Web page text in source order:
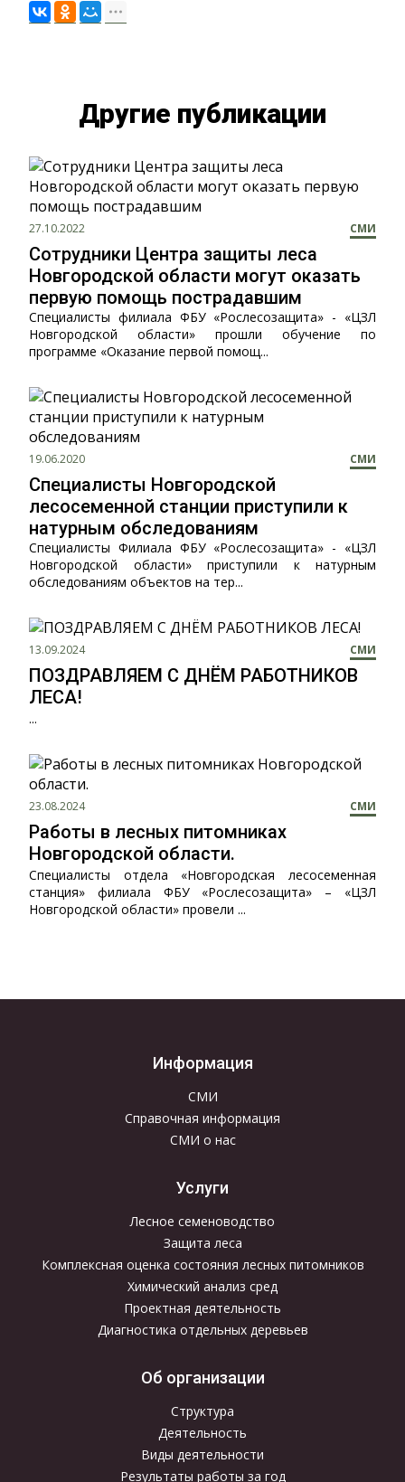
Другие публикации
27.10.2022 СМИ
Сотрудники Центра защиты леса
Новгородской области могут оказать
первую помощь пострадавшим
Специалисты филиала ФБУ «Рослесозащита» - «ЦЗЛ
Новгородской области» прошли обучение по
программе «Оказание первой помощ...
19.06.2020 СМИ
Специалисты Новгородской
лесосеменной станции приступили к
натурным обследованиям
Специалисты Филиала ФБУ «Рослесозащита» - «ЦЗЛ
Новгородской области» приступили к натурным
обследованиям объектов на тер...
13.09.2024 СМИ
ПОЗДРАВЛЯЕМ С ДНЁМ РАБОТНИКОВ
ЛЕСА!
...
23.08.2024 СМИ
Работы в лесных питомниках
Новгородской области.
Специалисты отдела «Новгородская лесосеменная
станция» филиала ФБУ «Рослесозащита» – «ЦЗЛ
Новгородской области» провели ...
Информация
СМИ
Справочная информация
СМИ о нас
Услуги
Лесное семеноводство
Защита леса
Комплексная оценка состояния лесных питомников
Химический анализ сред
Проектная деятельность
Диагностика отдельных деревьев
Об организации
Структура
Деятельность
Виды деятельности
Результаты работы за год